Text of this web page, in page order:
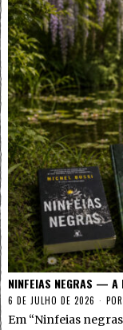
NINFEIAS NEGRAS — A
6 DE JULHO DE 2026 POR
Em “Ninfeias